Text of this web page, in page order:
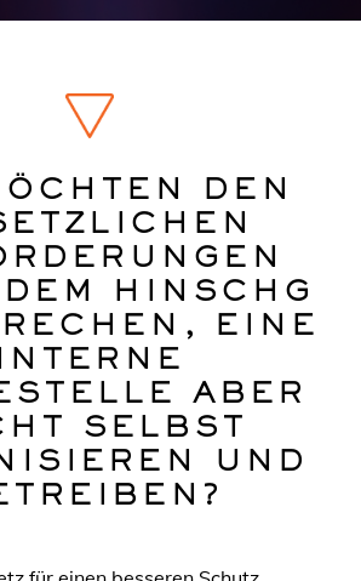
DEN
HINSCHG
EINE
INTERNE
ABER
SELBST
UND